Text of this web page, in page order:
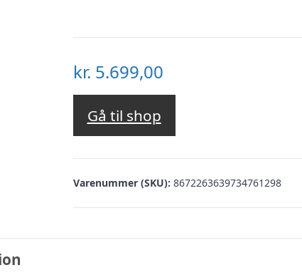
kr. 5.699,00
Gå til shop
Varenummer (SKU): 8672263639734761298